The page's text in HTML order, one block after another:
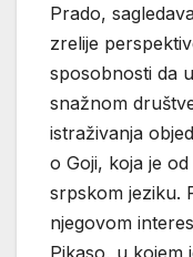
Prado,
zrelije
sposobnosti da
snažnom
istraživanja
o Goji, koja je
srpskom jeziku.
njegovom
Pikaso, u kojem